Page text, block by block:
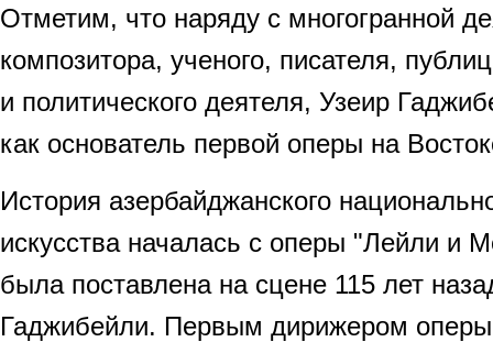
Отметим, что наряду с многогранной
композитора, ученого, писателя,
и политического деятеля, Узеир
как основатель первой оперы на
История азербайджанского
искусства началась с оперы "Лейли и
была поставлена на сцене 115 лет
Гаджибейли. Первым дирижером